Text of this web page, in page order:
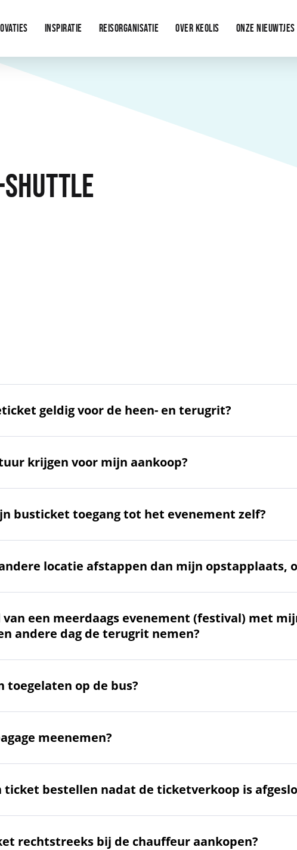
INSPIRATIE REISORGANISATIE OVER KEOLIS ONZE NIEUWTJES
geldig voor de heen- en terugrit?
krijgen voor mijn aankoop?
busticket toegang tot het evenement zelf?
locatie afstappen dan mijn opstapplaats,
van een meerdaags evenement (festival) met
andere dag de terugrit nemen?
toegelaten op de bus?
meenemen?
ticket bestellen nadat de ticketverkoop is
rechtstreeks bij de chauffeur aankopen?